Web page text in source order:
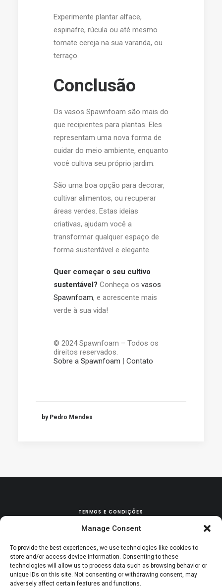
Manage Consent
To provide the best experiences, we use technologies like cookies to
store and/or access device information. Consenting to these
technologies will allow us to process data such as browsing behavior or
unique IDs on this site. Not consenting or withdrawing consent, may
adversely affect certain features and functions.
Experimente plantar alface,
espinafre, rúcula ou até mesmo
tomate cereja na sua varanda, ou
terraço.
Conclusão
Os vasos Spawnfoam são mais do
que recipientes para plantas. Eles
representam uma nova forma de
cuidar do meio ambiente, enquanto
você cultiva seu próprio jardim.
São uma boa opção para decorar,
cultivar alimentos, ou recuperar
áreas verdes. Estas ideias
criativas, ajudam você a
transformar qualquer espaço de
forma sustentável e elegante.
Quer começar o seu cultivo
sustentável? Conheça os vasos
Spawnfoam, e acrescente mais
verde à sua vida!
© 2024 Spawnfoam – Todos os
direitos reservados.
Sobre a Spawnfoam | Contato
by Pedro Mendes
TERMOS E CONDIÇÕES
POLÍTICA DE TROCAS & DEVOLUÇÕES